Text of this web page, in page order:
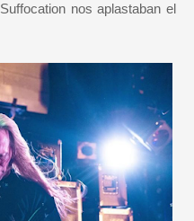
nos aplastaban el